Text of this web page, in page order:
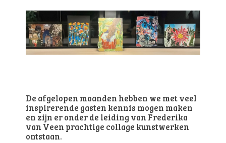
De afgelopen maanden hebben we met veel
inspirerende gasten kennis mogen maken
en zijn er onder de leiding van Frederika
van Veen prachtige collage kunstwerken
ontstaan.